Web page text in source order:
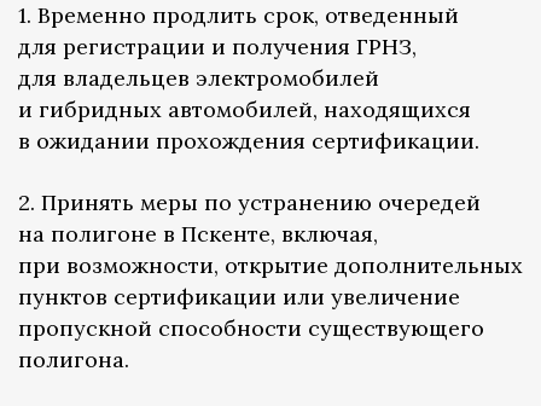
1. Временно продлить срок, отведенный
для регистрации и получения ГРНЗ,
для владельцев электромобилей
и гибридных автомобилей, находящихся
в ожидании прохождения сертификации.
2. Принять меры по устранению очередей
на полигоне в Пскенте, включая,
при возможности, открытие дополнительных
пунктов сертификации или увеличение
пропускной способности существующего
полигона.